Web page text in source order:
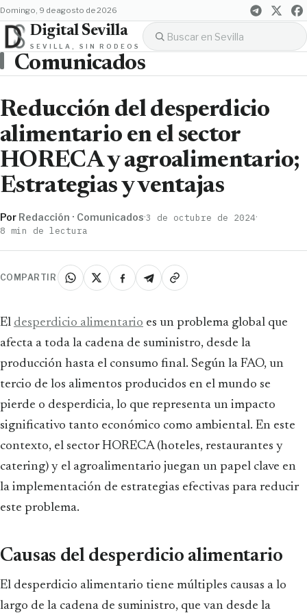
domingo, 9 de agosto de 2026
Digital Sevilla
SEVILLA, SIN RODEOS
Comunicados
Reducción del desperdicio
alimentario en el sector
HORECA y agroalimentario;
Estrategias y ventajas
Por Redacción · Comunicados·3 de octubre de 2024·
8 min de lectura
COMPARTIR
El desperdicio alimentario es un problema global que
afecta a toda la cadena de suministro, desde la
producción hasta el consumo final. Según la FAO, un
tercio de los alimentos producidos en el mundo se
pierde o desperdicia, lo que representa un impacto
significativo tanto económico como ambiental. En este
contexto, el sector HORECA (hoteles, restaurantes y
catering) y el agroalimentario juegan un papel clave en
la implementación de estrategias efectivas para reducir
este problema.
Causas del desperdicio alimentario
El desperdicio alimentario tiene múltiples causas a lo
largo de la cadena de suministro, que van desde la